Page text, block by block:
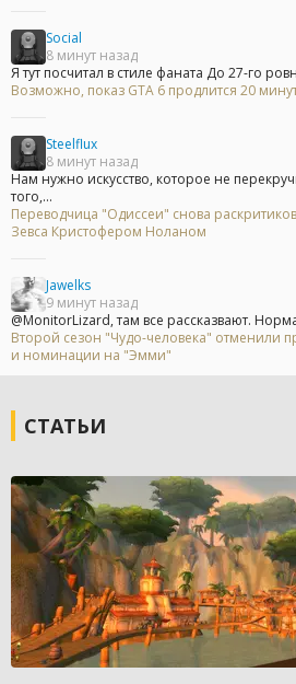
Social
8 минут назад
Я тут посчитал в стиле фаната До 27-го
Возможно, показ GTA 6 продлится 20
Steelflux
8 минут назад
Нам нужно искусство, которое не
того,...
Переводчица "Одиссеи" снова
Зевса Кристофером Ноланом
Jawelks
9 минут назад
@MonitorLizard, там все рассказвают.
Второй сезон "Чудо-человека" отменили
и номинации на "Эмми"
СТАТЬИ